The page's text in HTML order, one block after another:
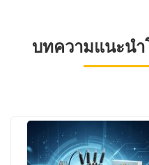
บทความแนะนำ